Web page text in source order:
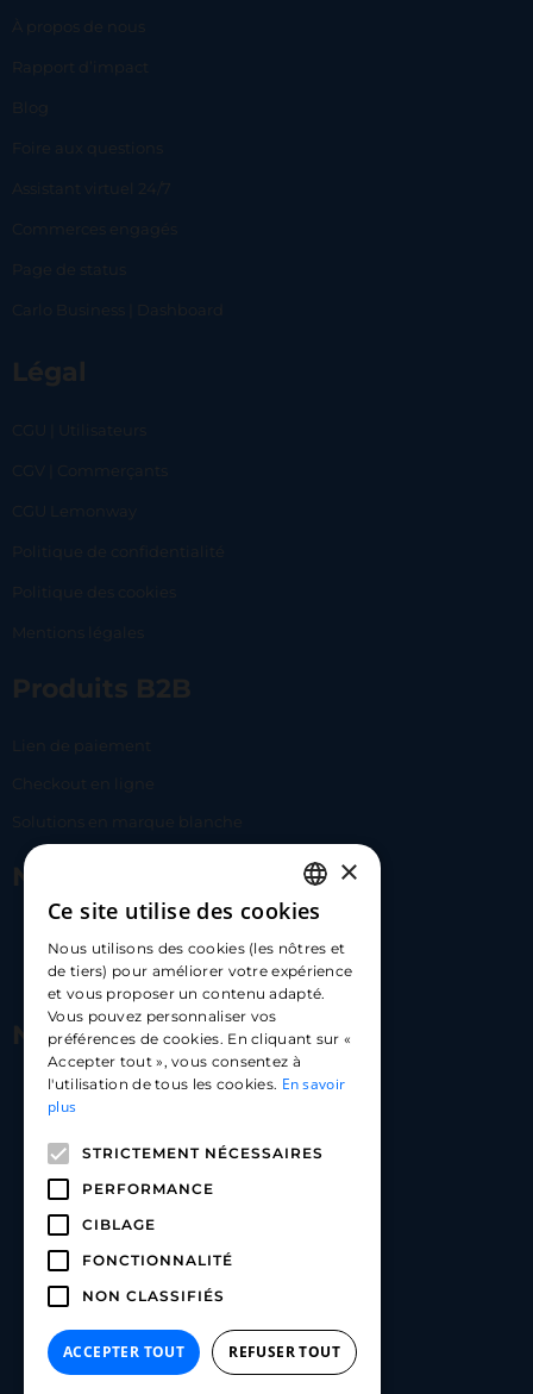
À propos de nous
Rapport d’impact
Blog
Foire aux questions
Assistant virtuel 24/7
Commerces engagés
Page de status
Carlo Business | Dashboard
Légal
CGU | Utilisateurs
CGV | Commerçants
CGU Lemonway
Politique de confidentialité
Politique des cookies
Mentions légales
Produits B2B
Lien de paiement
Checkout en ligne
Solutions en marque blanche
Nous contacter
hello@carloapp.com
Nous suivre
Carlo App | Instagram
Carlo App | Linkedin
FRENCH
ENGLISH
SPANISH
×
Ce site utilise des cookies
Nous utilisons des cookies (les nôtres et
de tiers) pour améliorer votre expérience
et vous proposer un contenu adapté.
Vous pouvez personnaliser vos
préférences de cookies. En cliquant sur «
Accepter tout », vous consentez à
l'utilisation de tous les cookies. En savoir
plus
STRICTEMENT NÉCESSAIRES
PERFORMANCE
CIBLAGE
FONCTIONNALITÉ
NON CLASSIFIÉS
ACCEPTER TOUT REFUSER TOUT